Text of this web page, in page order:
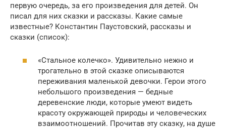
первую очередь, за его произведения для детей. Он
писал для них сказки и рассказы. Какие самые
известные? Константин Паустовский, рассказы и
сказки (список):
«Стальное колечко». Удивительно нежно и
трогательно в этой сказке описываются
переживания маленькой девочки. Герои этого
небольшого произведения — бедные
деревенские люди, которые умеют видеть
красоту окружающей природы и человеческих
взаимоотношений. Прочитав эту сказку, на душе